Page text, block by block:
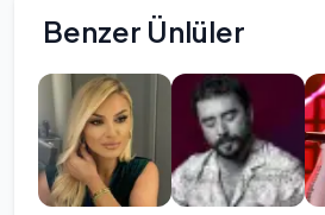
Benzer Ünlüler